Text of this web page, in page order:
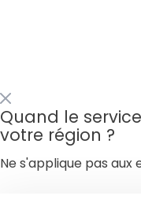
Quand le
votre région ?
Ne s'applique pas aux